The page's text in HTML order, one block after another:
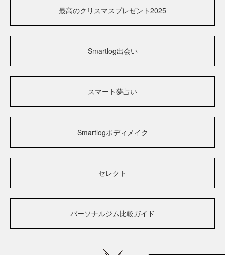
最高のクリスマスプレゼント2025
Smartlog出会い
スマート夢占い
Smartlogボディメイク
セレクト
パーソナルジム比較ガイド